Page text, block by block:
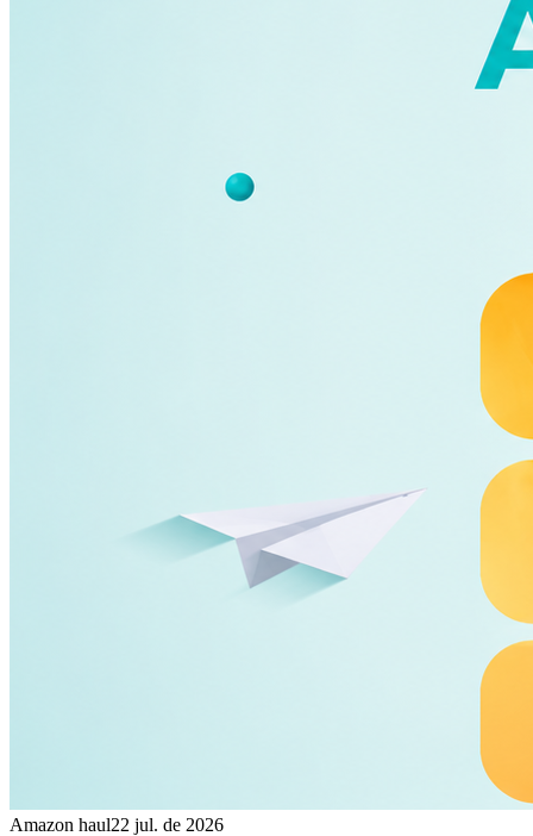
Amazon haul22 jul. de 2026